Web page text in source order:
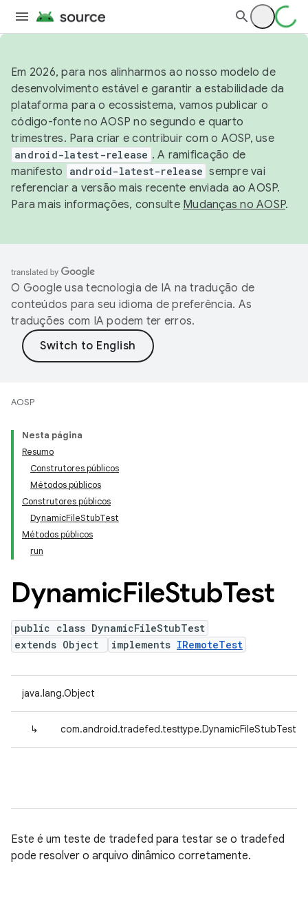
Em 2026, para nos alinharmos ao nosso modelo de
desenvolvimento estável e garantir a estabilidade da
plataforma para o ecossistema, vamos publicar o
código-fonte no AOSP no segundo e quarto
trimestres. Para criar e contribuir com o AOSP, use
android-latest-release . A ramificação de
manifesto
android-latest-release sempre vai
referenciar a versão mais recente enviada ao AOSP.
Para mais informações, consulte Mudanças no AOSP.
O Google usa tecnologia de IA na tradução de
conteúdos para seu idioma de preferência. As
traduções com IA podem ter erros.
AOSP
Nesta página
Resumo
Construtores públicos
Métodos públicos
Construtores públicos
DynamicFileStubTest
Métodos públicos
run
DynamicFileStubTest
public class DynamicFileStubTest
extends Object
implements IRemoteTest
java.lang.Object
↳ com.android.tradefed.testtype.DynamicFileStubTest
Este é um teste de tradefed para testar se o tradefed
pode resolver o arquivo dinâmico corretamente.